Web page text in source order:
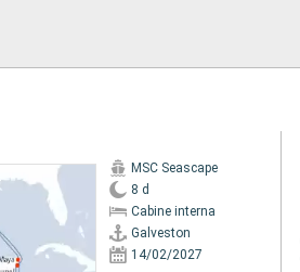
MSC Seascape
8 d
Cabine interna
Galveston
14/02/2027